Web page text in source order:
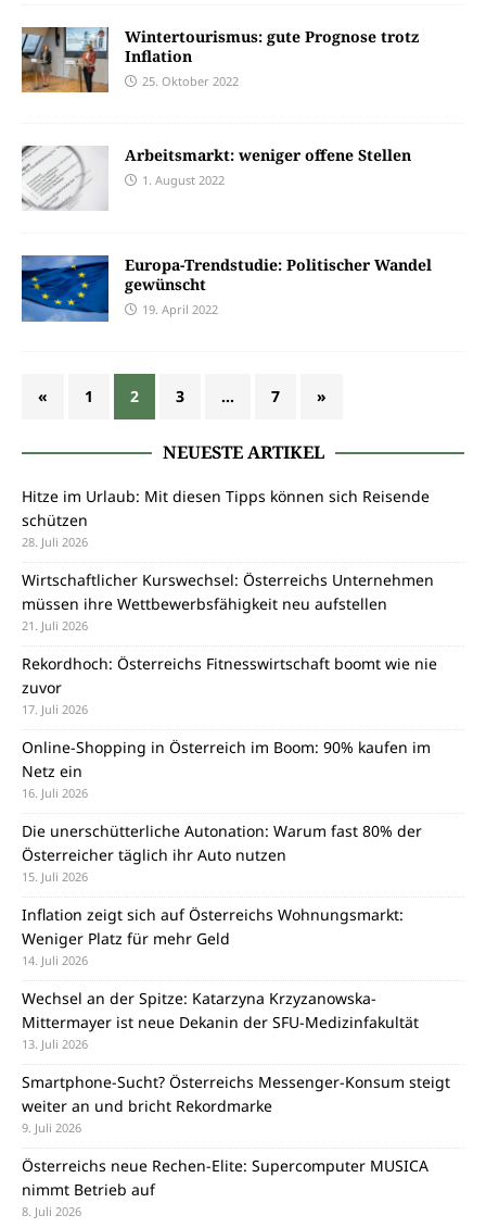
Wintertourismus: gute Prognose trotz
Inflation
25. Oktober 2022
Arbeitsmarkt: weniger offene Stellen
1. August 2022
Europa-Trendstudie: Politischer Wandel
gewünscht
19. April 2022
« 1 2 3 … 7 »
NEUESTE ARTIKEL
Hitze im Urlaub: Mit diesen Tipps können sich Reisende
schützen
28. Juli 2026
Wirtschaftlicher Kurswechsel: Österreichs Unternehmen
müssen ihre Wettbewerbsfähigkeit neu aufstellen
21. Juli 2026
Rekordhoch: Österreichs Fitnesswirtschaft boomt wie nie
zuvor
17. Juli 2026
Online-Shopping in Österreich im Boom: 90% kaufen im
Netz ein
16. Juli 2026
Die unerschütterliche Autonation: Warum fast 80% der
Österreicher täglich ihr Auto nutzen
15. Juli 2026
Inflation zeigt sich auf Österreichs Wohnungsmarkt:
Weniger Platz für mehr Geld
14. Juli 2026
Wechsel an der Spitze: Katarzyna Krzyzanowska-
Mittermayer ist neue Dekanin der SFU-Medizinfakultät
13. Juli 2026
Smartphone-Sucht? Österreichs Messenger-Konsum steigt
weiter an und bricht Rekordmarke
9. Juli 2026
Österreichs neue Rechen-Elite: Supercomputer MUSICA
nimmt Betrieb auf
8. Juli 2026